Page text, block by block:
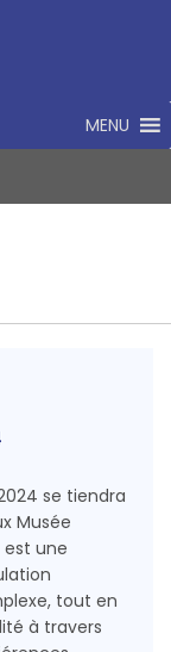
MENU
se tiendra
Musée
est une
tout en
à travers